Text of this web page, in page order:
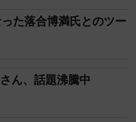
た落合博満氏とのツー
ん、話題沸騰中